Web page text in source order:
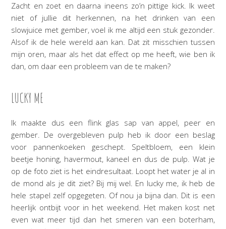
Zacht en zoet en daarna ineens zo’n pittige kick. Ik weet
niet of jullie dit herkennen, na het drinken van een
slowjuice met gember, voel ik me altijd een stuk gezonder.
Alsof ik de hele wereld aan kan. Dat zit misschien tussen
mijn oren, maar als het dat effect op me heeft, wie ben ik
dan, om daar een probleem van de te maken?
LUCKY ME
Ik maakte dus een flink glas sap van appel, peer en
gember. De overgebleven pulp heb ik door een beslag
voor pannenkoeken geschept. Speltbloem, een klein
beetje honing, havermout, kaneel en dus de pulp. Wat je
op de foto ziet is het eindresultaat. Loopt het water je al in
de mond als je dit ziet? Bij mij wel. En lucky me, ik heb de
hele stapel zelf opgegeten. Of nou ja bijna dan. Dit is een
heerlijk ontbijt voor in het weekend. Het maken kost net
even wat meer tijd dan het smeren van een boterham,